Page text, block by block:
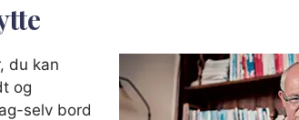
du kan
og
selv bord